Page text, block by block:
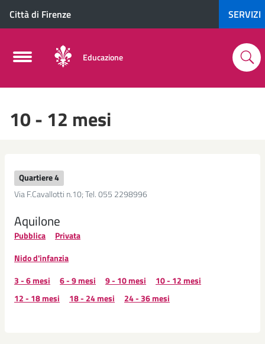
Città di Firenze SERVIZI
Educazione
10 - 12 mesi
Quartiere 4
Via F.Cavallotti n.10; Tel. 055 2298996
Aquilone
Pubblica
Privata
Nido d'infanzia
3 - 6 mesi
6 - 9 mesi 9 - 10 mesi
10 - 12 mesi
12 - 18 mesi
18 - 24 mesi 24 - 36 mesi